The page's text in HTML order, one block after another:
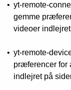
yt-remote-
gemme
videoer
yt-remote-
præferencer for
indlejret på